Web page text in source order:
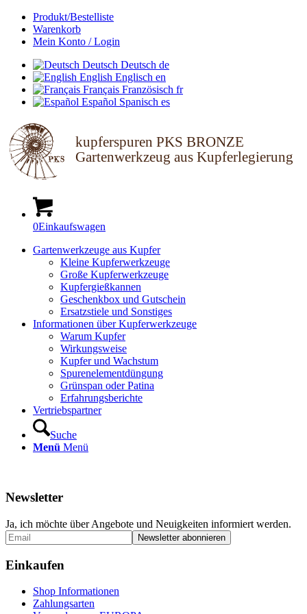
Produkt/Bestelliste
Warenkorb
Mein Konto / Login
Deutsch Deutsch de
English Englisch en
Français Französisch fr
Español Spanisch es
kupferspuren PKS BRONZE
Gartenwerkzeug aus Kupferlegierung
0Einkaufswagen
Gartenwerkzeuge aus Kupfer
Kleine Kupferwerkzeuge
Große Kupferwerkzeuge
Kupfergießkannen
Geschenkbox und Gutschein
Ersatzstiele und Sonstiges
Informationen über Kupferwerkzeuge
Warum Kupfer
Wirkungsweise
Kupfer und Wachstum
Spurenelementdüngung
Grünspan oder Patina
Erfahrungsberichte
Vertriebspartner
Suche
Menü Menü
Newsletter
Ja, ich möchte über Angebote und Neuigkeiten informiert werden.
Einkaufen
Shop Informationen
Zahlungsarten